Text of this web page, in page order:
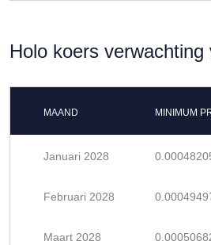
Holo koers verwachting
MAAND MINIMUM
Januari 2028
Februari 2028
Maart 2028